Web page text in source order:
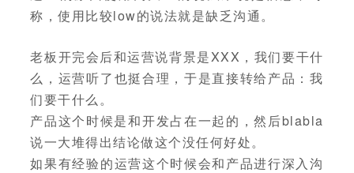
称，使用比较low的说法就是缺乏沟通。
老板开完会后和运营说背景是XXX，我们要干什
么，运营听了也挺合理，于是直接转给产品：我
们要干什么。
产品这个时候是和开发占在一起的，然后blabla
说一大堆得出结论做这个没任何好处。
如果有经验的运营这个时候会和产品进行深入沟